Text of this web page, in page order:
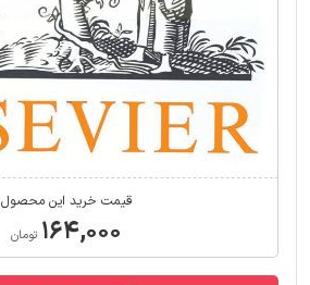
قیمت خرید این محصول
۱۶۴,۰۰۰ تومان